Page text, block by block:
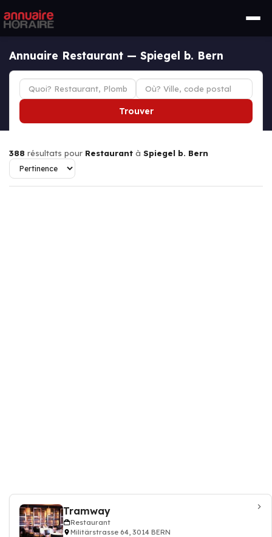
Annuaire Restaurant — Spiegel b. Bern
Trouver
388 résultats pour Restaurant à Spiegel b. Bern
Tramway
Restaurant
Militärstrasse 64, 3014 BERN